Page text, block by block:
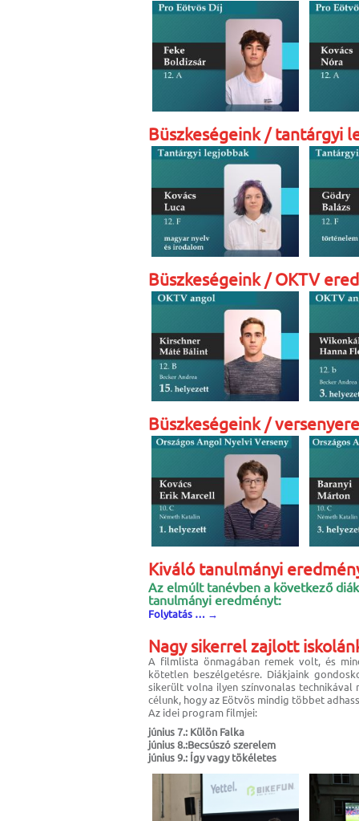
Büszkeségeink / tantárgyi
Büszkeségeink / OKTV
Büszkeségeink /
Kiváló tanulmányi
Az elmúlt tanévben a következő
tanulmányi eredményt:
Folytatás … →
Nagy sikerrel zajlott
A filmlista önmagában remek volt, és
kötetlen beszélgetésre. Diákjaink
sikerült volna ilyen színvonalas technikával
célunk, hogy az Eötvös mindig többet
Az idei program filmjei:
június 7.: Külön Falka
június 8.:Becsúszó szerelem
június 9.: Így vagy tökéletes